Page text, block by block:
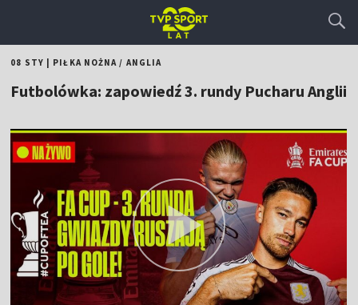
08 STY PIŁKA NOŻNA / ANGLIA
Futbolówka: zapowiedź 3. rundy Pucharu Anglii